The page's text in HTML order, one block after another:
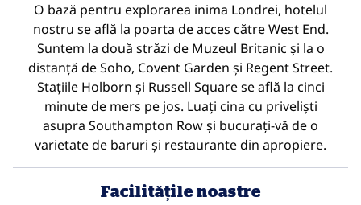
O bază pentru explorarea inima Londrei, hotelul
nostru se află la poarta de acces către West End.
Suntem la două străzi de Muzeul Britanic și la o
distanță de Soho, Covent Garden și Regent Street.
Stațiile Holborn și Russell Square se află la cinci
minute de mers pe jos. Luați cina cu priveliști
asupra Southampton Row și bucurați-vă de o
varietate de baruri și restaurante din apropiere.
Facilităţile noastre